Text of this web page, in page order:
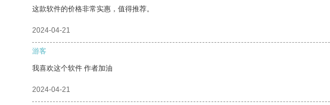
这款软件的价格非常实惠，值得推荐。
2024-04-21
游客
我喜欢这个软件 作者加油
2024-04-21